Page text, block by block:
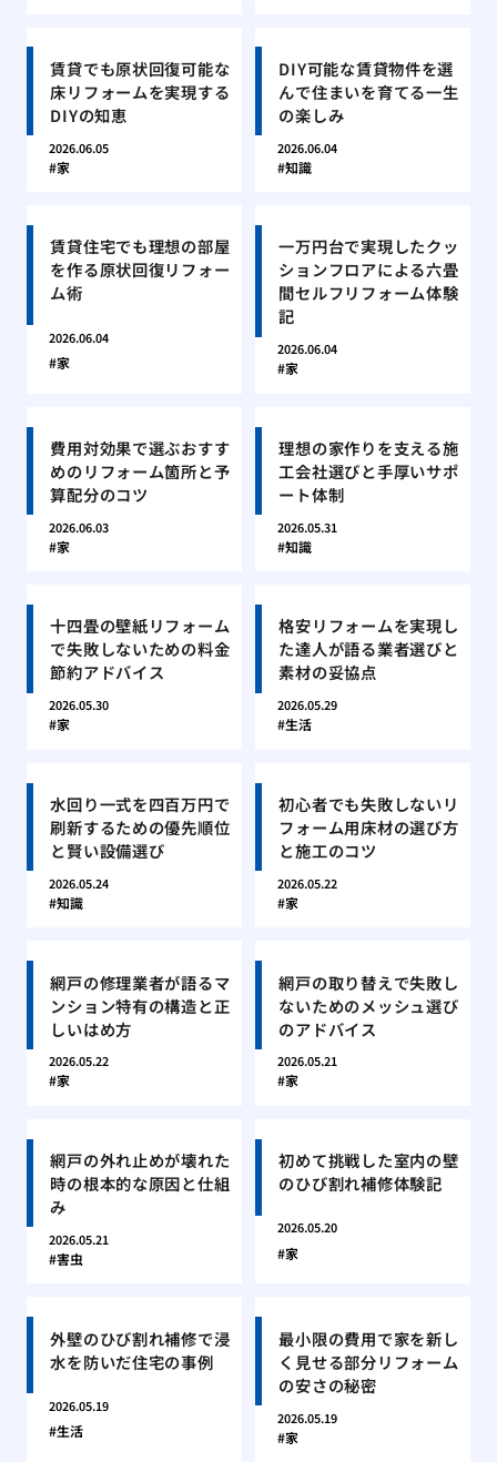
賃貸でも原状回復可能な
床リフォームを実現する
DIYの知恵
2026.06.05
家
DIY可能な賃貸物件を選
んで住まいを育てる一生
の楽しみ
2026.06.04
知識
賃貸住宅でも理想の部屋
を作る原状回復リフォー
ム術
2026.06.04
家
一万円台で実現したクッ
ションフロアによる六畳
間セルフリフォーム体験
記
2026.06.04
家
費用対効果で選ぶおすす
めのリフォーム箇所と予
算配分のコツ
2026.06.03
家
理想の家作りを支える施
工会社選びと手厚いサポ
ート体制
2026.05.31
知識
十四畳の壁紙リフォーム
で失敗しないための料金
節約アドバイス
2026.05.30
家
格安リフォームを実現し
た達人が語る業者選びと
素材の妥協点
2026.05.29
生活
水回り一式を四百万円で
刷新するための優先順位
と賢い設備選び
2026.05.24
知識
初心者でも失敗しないリ
フォーム用床材の選び方
と施工のコツ
2026.05.22
家
網戸の修理業者が語るマ
ンション特有の構造と正
しいはめ方
2026.05.22
家
網戸の取り替えで失敗し
ないためのメッシュ選び
のアドバイス
2026.05.21
家
網戸の外れ止めが壊れた
時の根本的な原因と仕組
み
2026.05.21
害虫
初めて挑戦した室内の壁
のひび割れ補修体験記
2026.05.20
家
外壁のひび割れ補修で浸
水を防いだ住宅の事例
2026.05.19
生活
最小限の費用で家を新し
く見せる部分リフォーム
の安さの秘密
2026.05.19
家